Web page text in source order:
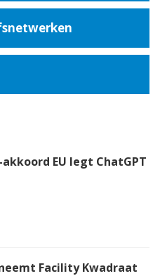
EU legt ChatGPT
Facility Kwadraat